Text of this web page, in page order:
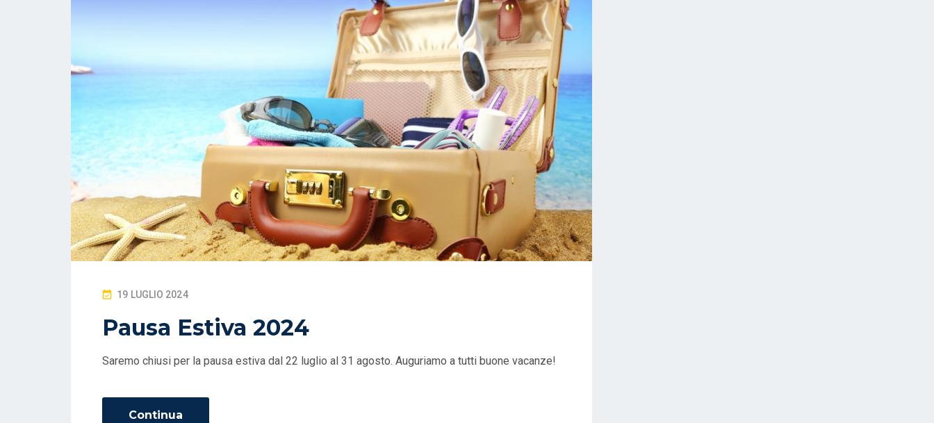
P
S
E
19 LUGLIO 2024
Pausa Estiva 2024
Saremo chiusi per la pausa estiva dal 22 luglio al 31 agosto. Auguriamo a tutti buone vacanze!
Continua